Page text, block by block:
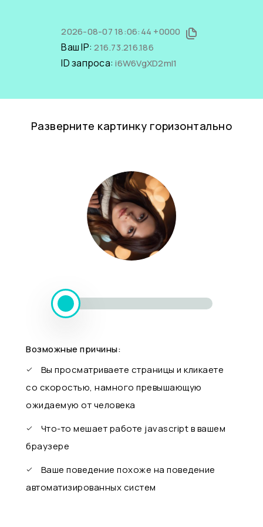
2026-08-07 18:06:44 +0000
Ваш IP:216.73.216.186
ID запроса:i6W6VgXD2mI1
Разверните картинку горизонтально
Возможные причины:
Вы просматриваете страницы и кликаете
со скоростью, намного превышающую
ожидаемую от человека
Что-то мешает работе javascript в вашем
браузере
Ваше поведение похоже на поведение
автоматизированных систем